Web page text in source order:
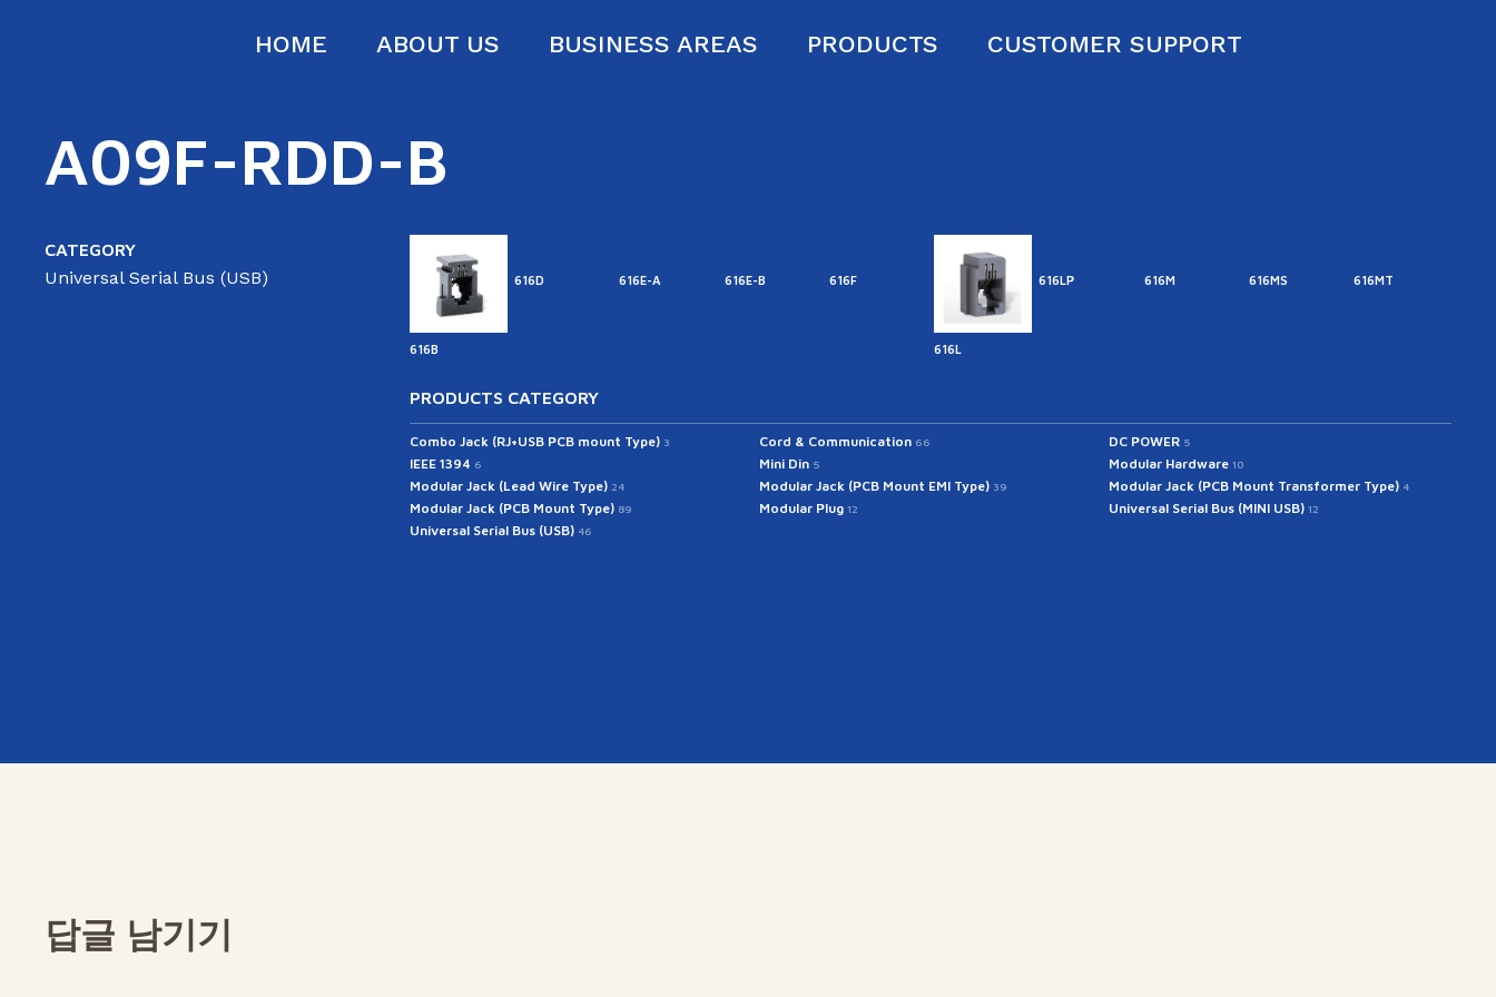
HOME ABOUT US BUSINESS AREAS PRODUCTS CUSTOMER SUPPORT
A09F-RDD-B
CATEGORY
Universal Serial Bus (USB)
616B
616D 616E-A 616E-B 616F
616L
616LP 616M 616MS 616MT
PRODUCTS CATEGORY
Combo Jack (RJ+USB PCB mount Type) 3 Cord & Communication 66 DC POWER 5
IEEE 1394 6 Mini Din 5 Modular Hardware 10
Modular Jack (Lead Wire Type) 24 Modular Jack (PCB Mount EMI Type) 39 Modular Jack (PCB Mount Transformer Type) 4
Modular Jack (PCB Mount Type) 89 Modular Plug 12 Universal Serial Bus (MINI USB) 12
Universal Serial Bus (USB) 46
답글 남기기